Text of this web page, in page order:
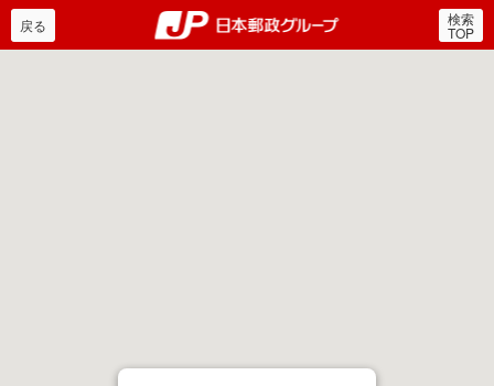
郵便局・日本郵政グルー
戻る 検索
TOP